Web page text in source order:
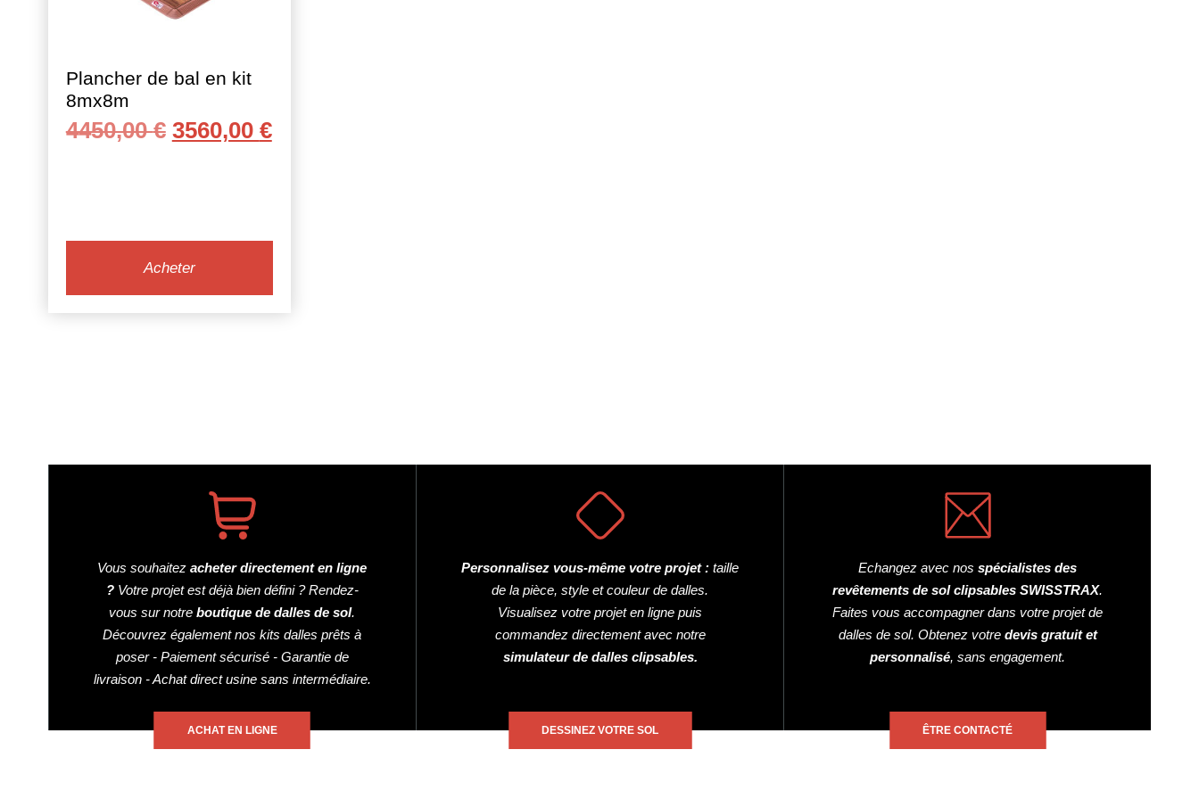
Plancher de bal en kit
8mx8m
4450,00€ Le
4450,00 €.
3560,00 €Le
3560,00 €.
Acheter
Vous souhaitezacheter directement en ligne
?Votre projet est déjà bien défini ? Rendez-
vous sur notreboutique de dalles de sol.
Découvrez également nos kits dalles prêts à
poser - Paiement sécurisé - Garantie de
livraison - Achat direct usine sans intermédiaire.
ACHAT EN LIGNE
Personnalisez vous-même votre projet : taille
de la pièce, style et couleur de dalles.
Visualisez votre projet en ligne puis
commandez directement avec notre
simulateur de dalles clipsables.
DESSINEZ VOTRE SOL
Echangez avec nosspécialistes des
revêtements de sol clipsables SWISSTRAX.
Faites vous accompagner dans votre projet de
dalles de sol. Obtenez votre devis gratuit et
personnalisé, sans engagement.
ÊTRE CONTACTÉ